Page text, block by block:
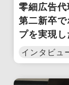
零細広告代
第二新卒
プを実現
インタビュ